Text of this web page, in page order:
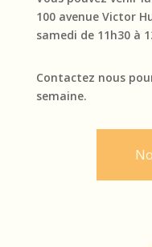
100 avenue Victor
samedi de 11h30 à
Contactez nous
semaine.